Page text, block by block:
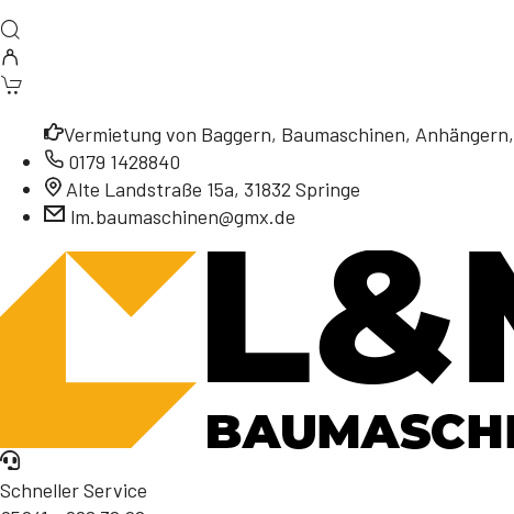
Vermietung von Baggern, Baumaschinen,
0179 1428840
Alte Landstraße 15a, 31832 Springe
lm.baumaschinen@gmx.de
Schneller Service